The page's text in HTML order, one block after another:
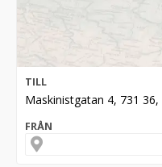
TILL
Maskinistgatan 4, 731 36,
FRÅN